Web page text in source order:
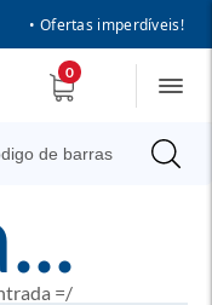
• Ofertas imperdíveis!
0
=/